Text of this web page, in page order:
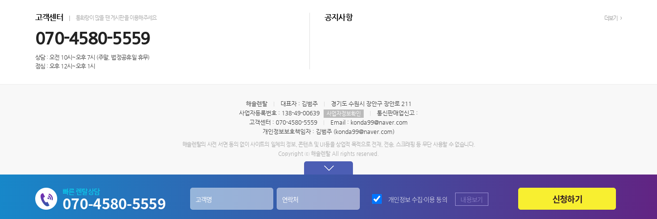
고객센터 통화량이 많을 땐 게시판을 이용해주세요
070-4580-5559
상담 : 오전 10시~오후 7시 (주말, 법정공휴일 휴무)
점심 : 오후 12시~오후 1시
공지사항 더보기
해솔렌탈 대표자 : 김범주
경기도 수원시 장안구 장안로 211
사업자등록번호 : 138-49-00639
사업자정보확인
통신판매업신고 :
고객센터 : 070-4580-5559
Email : konda99@naver.com
개인정보보호책임자 : 김범주 (konda99@naver.com)
해솔렌탈의 사전 서면 동의 없이 사이트의 일체의 정보, 콘텐츠 및 UI등을 상업적 목적으로 전재, 전송, 스크래핑 등 무단 사용할 수 없습니다.
Copyright ⓒ 해솔렌탈 All rights reserved.
빠른 렌탈상담
070-4580-5559 개인정보 수집·이용 동의 내용보기 신청하기